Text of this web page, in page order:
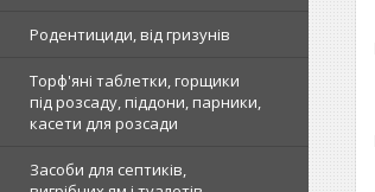
Родентициди, від гризунів
Торф'яні таблетки, горщики
під розсаду, піддони, парники,
касети для розсади
Засоби для септиків,